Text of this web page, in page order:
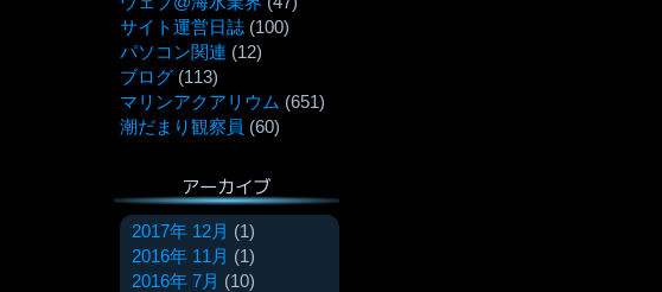
サイト運営日誌 (100)
パソコン関連 (12)
ブログ (113)
マリンアクアリウム (651)
潮だまり観察員 (60)
アーカイブ
2017年 12月 (1)
2016年 11月 (1)
2016年 7月 (10)